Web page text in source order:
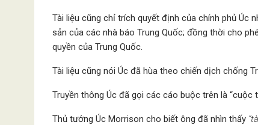
Tài liệu cũng chỉ trích quyết định của chính phủ Úc
sản của các nhà báo Trung Quốc; đồng thời cho
quyền của Trung Quốc.
Tài liệu cũng nói Úc đã hùa theo chiến dịch chống
Truyền thông Úc đã gọi các cáo buộc trên là “cuộc
Thủ tướng Úc Morrison cho biết ông đã nhìn thấy